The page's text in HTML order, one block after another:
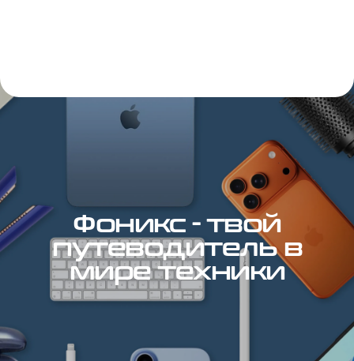
Фоникс - твой
путеводитель в
мире техники